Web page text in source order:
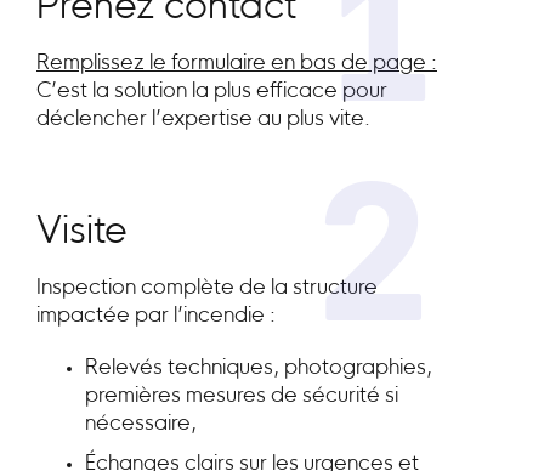
1
Prenez contact
Remplissez le formulaire en bas de page :
C’est la solution la plus efficace pour
déclencher l’expertise au plus vite.
2
Visite
Inspection complète de la structure
impactée par l’incendie :
Relevés techniques, photographies,
premières mesures de sécurité si
nécessaire,
Échanges clairs sur les urgences et